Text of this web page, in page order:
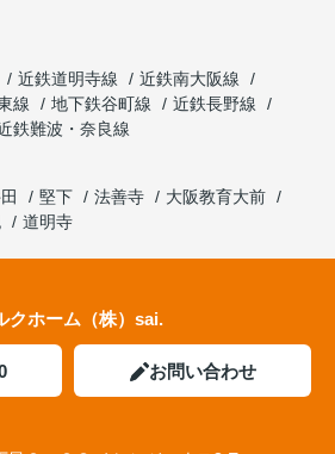
近鉄道明寺線
近鉄南大阪線
線 地下鉄谷町線
近鉄長野線
鉄難波・奈良線
堅下 法善寺
大阪教育大前
道明寺
クホーム（株）sai.
お問い合わせ